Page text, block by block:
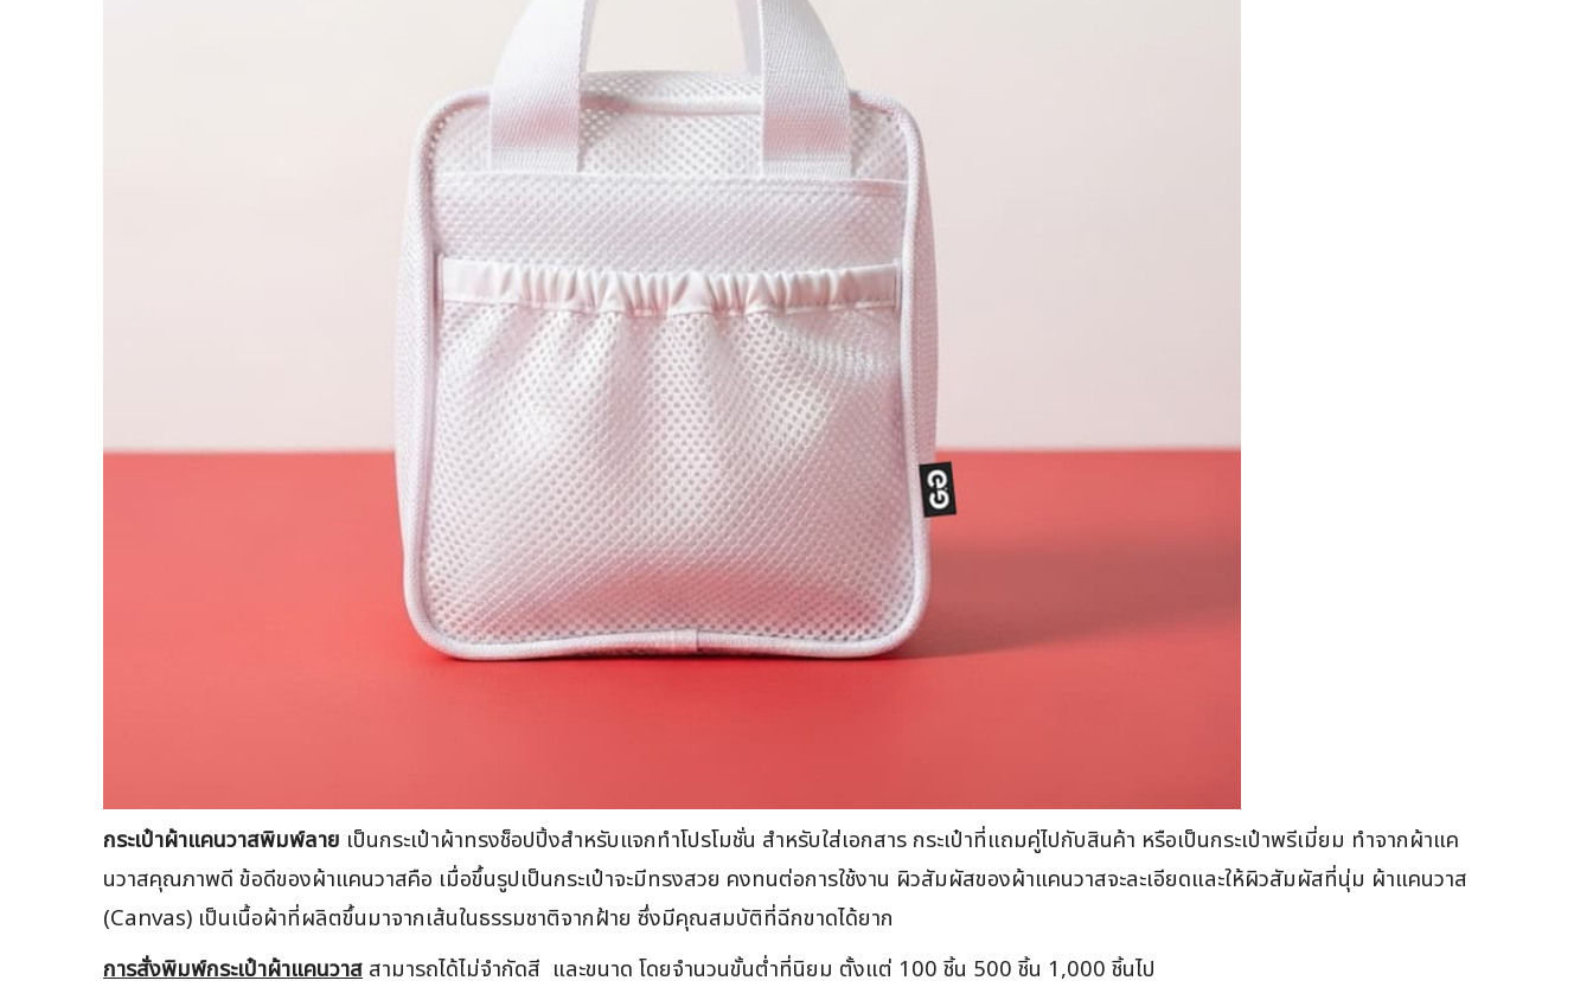
กระเป๋าผ้าแคนวาสพิมพ์ลาย เป็นกระเป๋าผ้าทรงช็อปปิ้งสำหรับแจกทำโปรโมชั่น สำหรับใส่เอกสาร กระเป๋าที่แถมคู่ไปกับสินค้า หรือเป็นกระเป๋าพรีเมี่ยม ทำจากผ้าแค
นวาสคุณภาพดี ข้อดีของผ้าแคนวาสคือ เมื่อขึ้นรูปเป็นกระเป๋าจะมีทรงสวย คงทนต่อการใช้งาน ผิวสัมผัสของผ้าแคนวาสจะละเอียดและให้ผิวสัมผัสที่นุ่ม ผ้าแคนวาส
(Canvas) เป็นเนื้อผ้าที่ผลิตขึ้นมาจากเส้นในธรรมชาติจากฝ้าย ซึ่งมีคุณสมบัติที่ฉีกขาดได้ยาก
การสั่งพิมพ์กระเป๋าผ้าแคนวาส สามารถได้ไม่จำกัดสี และขนาด โดยจำนวนขั้นต่ำที่นิยม ตั้งแต่ 100 ชิ้น 500 ชิ้น 1,000 ชิ้นไป